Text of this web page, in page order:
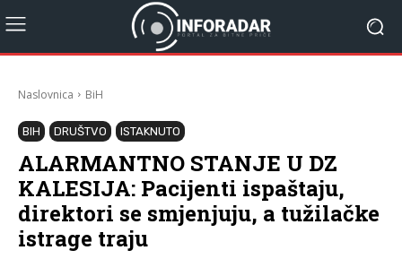
Naslovnica BiH
BIH DRUŠTVO ISTAKNUTO
ALARMANTNO STANJE U DZ
KALESIJA: Pacijenti ispaštaju,
direktori se smjenjuju, a tužilačke
istrage traju